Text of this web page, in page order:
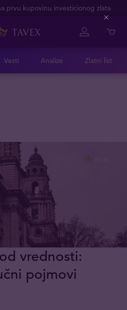
prvu kupovinu investicionog zlata
Vesti Analize Zlatni list
vrednosti:
pojmovi
Close